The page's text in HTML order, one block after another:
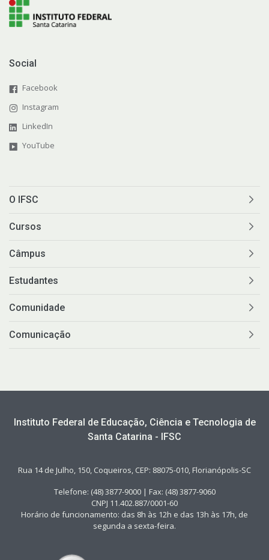
Social
Facebook
Instagram
LinkedIn
YouTube
O IFSC
Cursos
Câmpus
Estudantes
Comunidade
Comunicação
Instituto Federal de Educação, Ciência e Tecnologia de
Santa Catarina - IFSC
Rua 14 de Julho, 150, Coqueiros, CEP: 88075-010, Florianópolis-SC
Telefone: (48) 3877-9000 | Fax: (48) 3877-9060
CNPJ 11.402.887/0001-60
Horário de funcionamento: das 8h às 12h e das 13h às 17h, de
segunda a sexta-feira.